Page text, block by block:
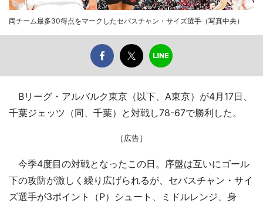
両チーム最多30得点をマークしたセバスチャン・サイズ選手（写真中央）
Bリーグ・アルバルク東京（以下、A東京）が4月17日、
千葉ジェッツ（同、千葉）と対戦し78-67で勝利した。
［広告］
今季4度目の対戦となったこの日。序盤は互いにゴール
下の攻防が激しく繰り広げられるが、セバスチャン・サイ
ズ選手が3ポイント（P）シュート、ミドルレンジ、身